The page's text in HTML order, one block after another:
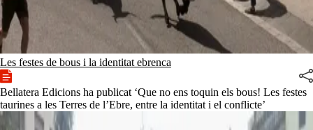
Les festes de bous i la identitat ebrenca
Bellatera Edicions ha publicat ‘Que no ens toquin els bous! Les festes
taurines a les Terres de l’Ebre, entre la identitat i el conflicte’